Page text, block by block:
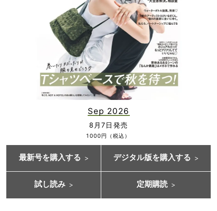
Sep 2026
8月7日発売
1000円（税込）
最新号を購入する デジタル版を購入する
試し読み 定期購読